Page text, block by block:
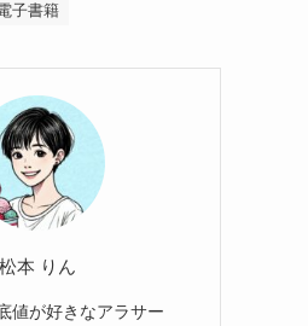
子書籍
松本 りん
値が好きなアラサー